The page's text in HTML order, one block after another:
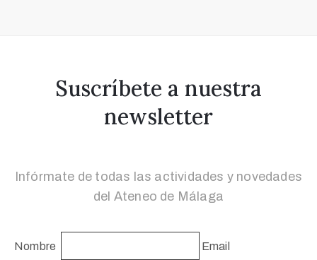
Suscríbete a nuestra
newsletter
Infórmate de todas las actividades y novedades
del Ateneo de Málaga
Nombre Email